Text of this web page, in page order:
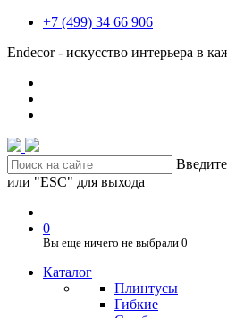
+7 (499) 34 66 906
Endecor - искусство интерьера в
или "ESC" для выхода
0
Вы еще ничего не выбрали 0
Каталог
Плинтусы
Гибкие